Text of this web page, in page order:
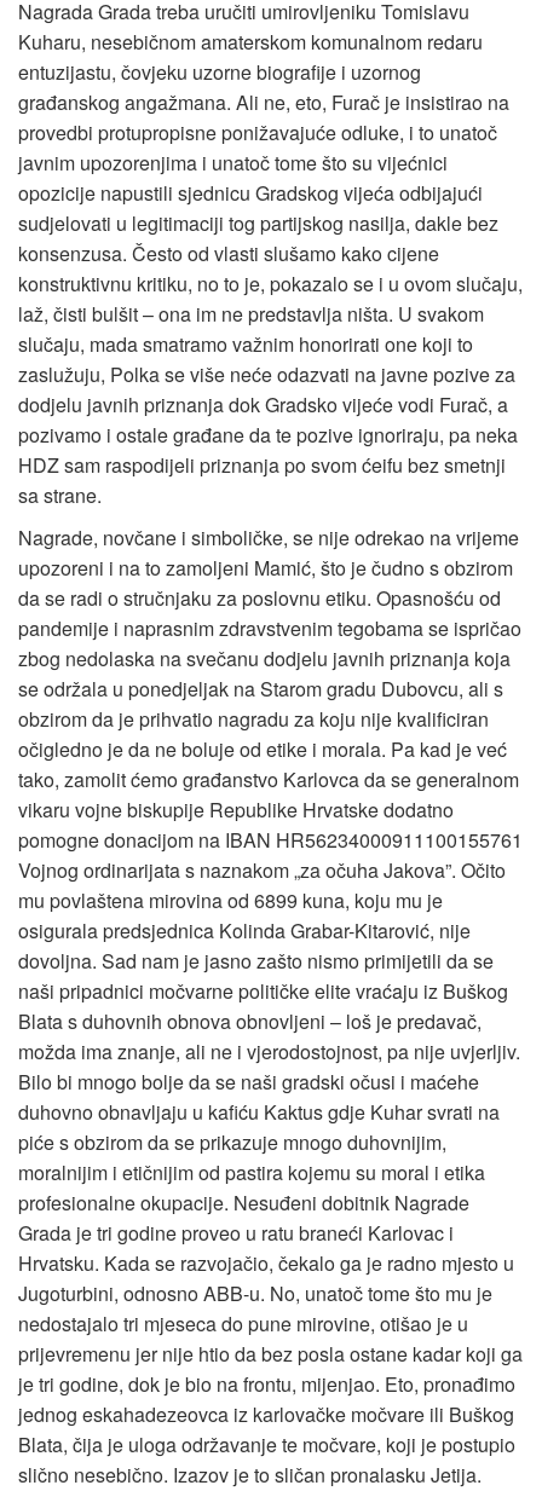
Nagrada Grada treba uručiti umirovljeniku Tomislavu
Kuharu, nesebičnom amaterskom komunalnom redaru
entuzijastu, čovjeku uzorne biografije i uzornog
građanskog angažmana. Ali ne, eto, Furač je insistirao na
provedbi protupropisne ponižavajuće odluke, i to unatoč
javnim upozorenjima i unatoč tome što su vijećnici
opozicije napustili sjednicu Gradskog vijeća odbijajući
sudjelovati u legitimaciji tog partijskog nasilja, dakle bez
konsenzusa. Često od vlasti slušamo kako cijene
konstruktivnu kritiku, no to je, pokazalo se i u ovom slučaju,
laž, čisti bulšit – ona im ne predstavlja ništa. U svakom
slučaju, mada smatramo važnim honorirati one koji to
zaslužuju, Polka se više neće odazvati na javne pozive za
dodjelu javnih priznanja dok Gradsko vijeće vodi Furač, a
pozivamo i ostale građane da te pozive ignoriraju, pa neka
HDZ sam raspodijeli priznanja po svom ćeifu bez smetnji
sa strane.
Nagrade, novčane i simboličke, se nije odrekao na vrijeme
upozoreni i na to zamoljeni Mamić, što je čudno s obzirom
da se radi o stručnjaku za poslovnu etiku. Opasnošću od
pandemije i naprasnim zdravstvenim tegobama se ispričao
zbog nedolaska na svečanu dodjelu javnih priznanja koja
se održala u ponedjeljak na Starom gradu Dubovcu, ali s
obzirom da je prihvatio nagradu za koju nije kvalificiran
očigledno je da ne boluje od etike i morala. Pa kad je već
tako, zamolit ćemo građanstvo Karlovca da se generalnom
vikaru vojne biskupije Republike Hrvatske dodatno
pomogne donacijom na IBAN HR56234000911100155761
Vojnog ordinarijata s naznakom „za očuha Jakova”. Očito
mu povlaštena mirovina od 6899 kuna, koju mu je
osigurala predsjednica Kolinda Grabar-Kitarović, nije
dovoljna. Sad nam je jasno zašto nismo primijetili da se
naši pripadnici močvarne političke elite vraćaju iz Buškog
Blata s duhovnih obnova obnovljeni – loš je predavač,
možda ima znanje, ali ne i vjerodostojnost, pa nije uvjerljiv.
Bilo bi mnogo bolje da se naši gradski očusi i maćehe
duhovno obnavljaju u kafiću Kaktus gdje Kuhar svrati na
piće s obzirom da se prikazuje mnogo duhovnijim,
moralnijim i etičnijim od pastira kojemu su moral i etika
profesionalne okupacije. Nesuđeni dobitnik Nagrade
Grada je tri godine proveo u ratu braneći Karlovac i
Hrvatsku. Kada se razvojačio, čekalo ga je radno mjesto u
Jugoturbini, odnosno ABB-u. No, unatoč tome što mu je
nedostajalo tri mjeseca do pune mirovine, otišao je u
prijevremenu jer nije htio da bez posla ostane kadar koji ga
je tri godine, dok je bio na frontu, mijenjao. Eto, pronađimo
jednog eskahadezeovca iz karlovačke močvare ili Buškog
Blata, čija je uloga održavanje te močvare, koji je postupio
slično nesebično. Izazov je to sličan pronalasku Jetija.